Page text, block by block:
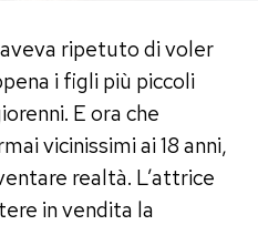
ripetuto di voler
i figli più piccoli
E ora che
vicinissimi ai 18 anni,
realtà. L’attrice
in vendita la